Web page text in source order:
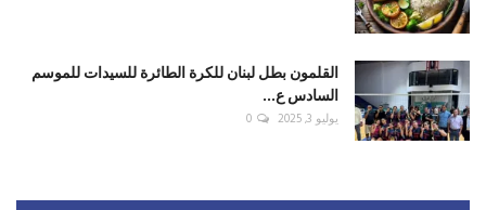
القلمون بطل لبنان للكرة الطائرة للسيدات للموسم
السادس ع...
يوليو 3, 2025 0